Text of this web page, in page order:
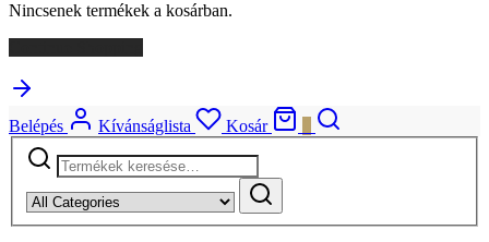
Nincsenek termékek a kosárban.
Belépés Kívánságlista Kosár
Keresés
következőre: